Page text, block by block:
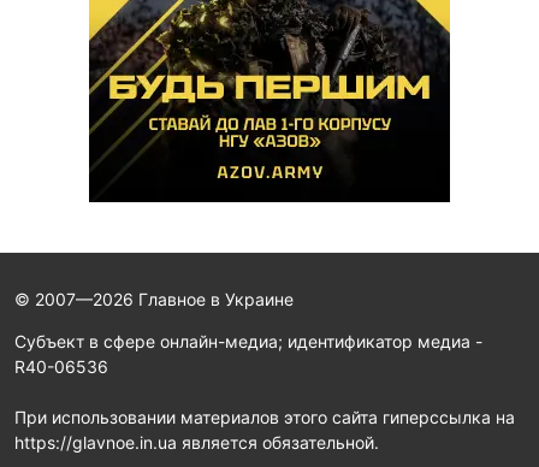
© 2007—2026 Главное в Украине
Субъект в сфере онлайн-медиа; идентификатор медиа -
R40-06536
При использовании материалов этого сайта гиперссылка на
https://glavnoe.in.ua является обязательной.